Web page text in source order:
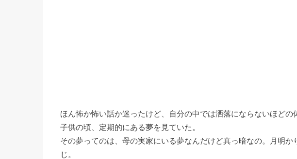
ほん怖か怖い話か迷ったけど、自分の中では洒落にならないほどの
子供の頃、定期的にある夢を見ていた。
その夢ってのは、母の実家にいる夢なんだけど真っ暗なの。月明
じ。